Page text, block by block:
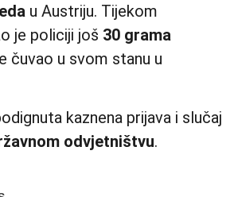
u Austriju. Tijekom
je policiji još 30 grama
čuvao u svom stanu u
kaznena prijava i slučaj
odvjetništvu.